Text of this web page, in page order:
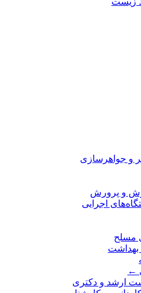
و جواهرسازی
و پرورش
اجرایی
مسلح
بهداشت
←
ارشد و دکتری